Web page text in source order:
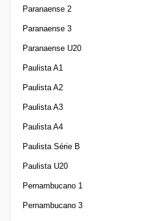
Paranaense 2
Paranaense 3
Paranaense U20
Paulista A1
Paulista A2
Paulista A3
Paulista A4
Paulista Série B
Paulista U20
Pernambucano 1
Pernambucano 3